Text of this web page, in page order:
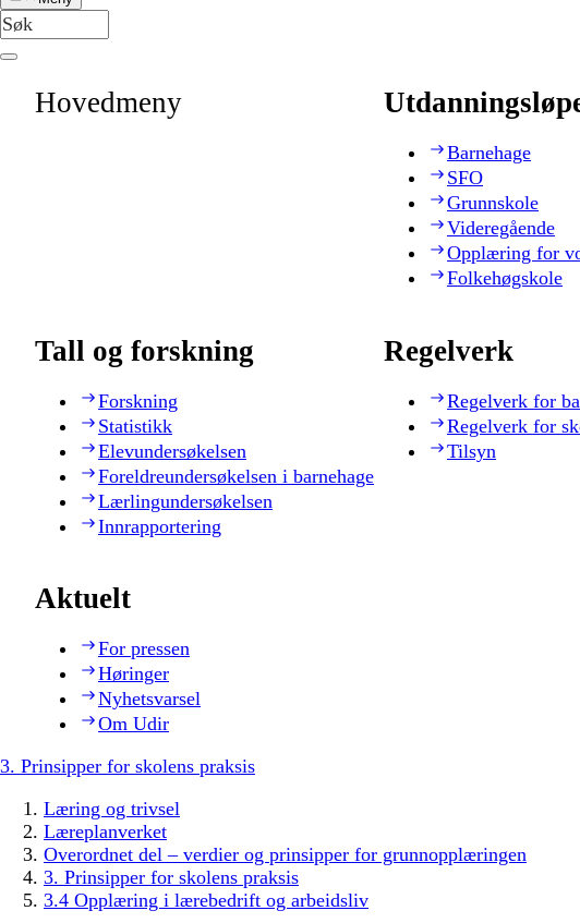
Hovedmeny
Barnehage
SFO
Grunnskole
Videregående
Opplæring for
Folkehøgskole
Tall og forskning
Forskning
Statistikk
Elevundersøkelsen
Foreldreundersøkelsen i barnehage
Lærlingundersøkelsen
Innrapportering
Regelverk
Regelverk for
Regelverk for
Tilsyn
Aktuelt
For pressen
Høringer
Nyhetsvarsel
Om Udir
3. Prinsipper for skolens praksis
Læring og trivsel
Læreplanverket
Overordnet del – verdier og prinsipper for grunnopplæringen
3. Prinsipper for skolens praksis
3.4 Opplæring i lærebedrift og arbeidsliv